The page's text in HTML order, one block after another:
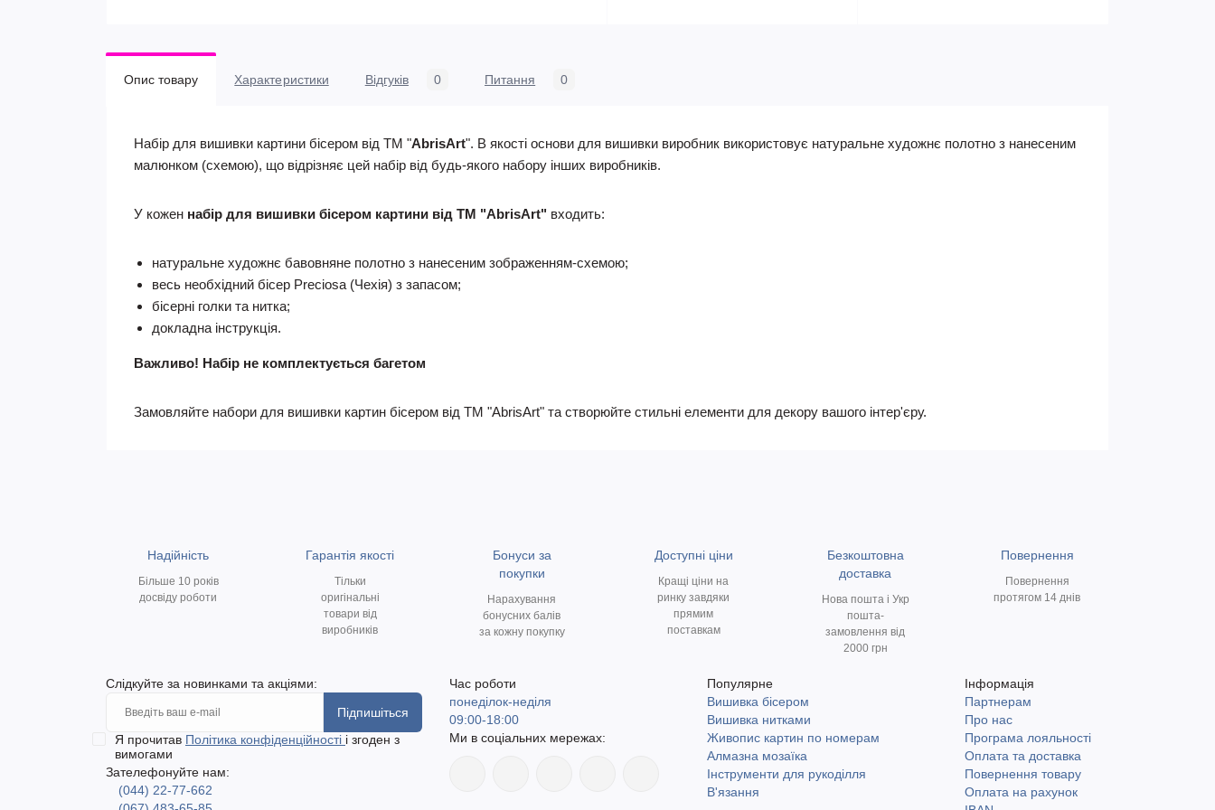
Опис товару Характеристики Відгуків 0 Питання 0
Набір для вишивки картини бісером від ТМ "AbrisArt". В якості основи для вишивки виробник використовує натуральне художнє полотно з нанесеним
малюнком (схемою), що відрізняє цей набір від будь-якого набору інших виробників.
У кожен набір для вишивки бісером картини від ТМ "AbrisArt" входить:
натуральне художнє бавовняне полотно з нанесеним зображенням-схемою;
весь необхідний бісер Preciosa (Чехія) з запасом;
бісерні голки та нитка;
докладна інструкція.
Важливо! Набір не комплектується багетом
Замовляйте набори для вишивки картин бісером від ТМ "AbrisArt" та створюйте стильні елементи для декору вашого інтер'єру.
Надійність
Більше 10 років
досвіду роботи
Гарантія якості
Тільки
оригінальні
товари від
виробників
Бонуси за
покупки
Нарахування
бонусних балів
за кожну покупку
Доступні ціни
Кращі ціни на
ринку завдяки
прямим
поставкам
Безкоштовна
доставка
Нова пошта і Укр
пошта-
замовлення від
2000 грн
Повернення
Повернення
протягом 14 днів
Слідкуйте за новинками та акціями:
Підпишіться
Я прочитав Політика конфіденційності і згоден з
вимогами
Зателефонуйте нам:
(044) 22-77-662
Час роботи
понеділок-неділя
09:00-18:00
Ми в соціальних мережах:
Популярне
Вишивка бісером
Вишивка нитками
Живопис картин по номерам
Алмазна мозаїка
Інструменти для рукоділля
В'язання
Інформація
Партнерам
Про нас
Програма лояльності
Оплата та доставка
Повернення товару
Оплата на рахунок